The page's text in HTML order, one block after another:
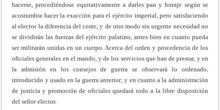
hacerse, procediéndose equitativamente a darles pan y forraje según se
acostumbra hacer la exacción para el ejército imperial, pero satisfaciendo
al elector la diferencia del coste; y de otro modo sin urgente necesidad no
se dividirán las fuerzas del ejército palatino, antes bien en cuanto pueda
ser militarán unidas en un cuerpo. Acerca del orden y procedencia de los
oficiales generales en el mando, y de los servicios que han de prestar, y en
la admisión en los consejos de guerra se observará lo ordenado,
introducido y usado en la guerra anterior; y en cuanto a la administración
de justicia y promoción de oficiales quedará todo a la libre disposición
del señor elector.